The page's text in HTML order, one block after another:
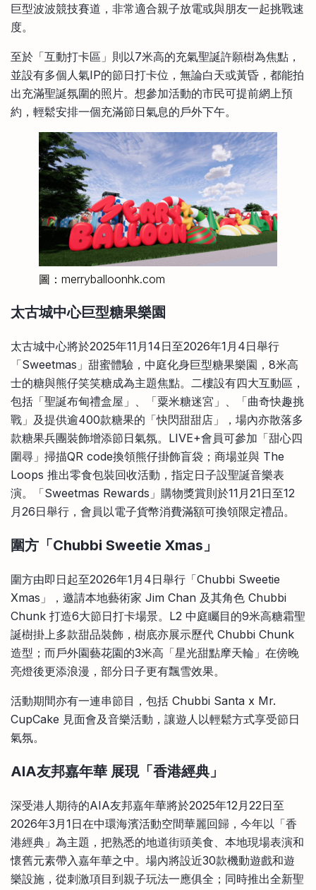
巨型波波競技賽道，非常適合親子放電或與朋友一起挑戰速
度。
至於「互動打卡區」則以7米高的充氣聖誕許願樹為焦點，
並設有多個人氣IP的節日打卡位，無論白天或黃昏，都能拍
出充滿聖誕氛圍的照片。想參加活動的市民可提前網上預
約，輕鬆安排一個充滿節日氣息的戶外下午。
圖：merryballoonhk.com
太古城中心巨型糖果樂園
太古城中心將於2025年11月14日至2026年1月4日舉行
「Sweetmas」甜蜜體驗，中庭化身巨型糖果樂園，8米高
士的糖與熊仔笑笑糖成為主題焦點。二樓設有四大互動區，
包括「聖誕布甸禮盒屋」、「粟米糖迷宮」、「曲奇快趣挑
戰」及提供逾400款糖果的「快閃甜甜店」，場內亦散落多
款糖果兵團裝飾增添節日氣氛。LIVE+會員可參加「甜心四
圍尋」掃描QR code換領熊仔掛飾盲袋；商場並與 The
Loops 推出零食包裝回收活動，指定日子設聖誕音樂表
演。「Sweetmas Rewards」購物獎賞則於11月21日至12
月26日舉行，會員以電子貨幣消費滿額可換領限定禮品。
圍方「Chubbi Sweetie Xmas」
圍方由即日起至2026年1月4日舉行「Chubbi Sweetie
Xmas」，邀請本地藝術家 Jim Chan 及其角色 Chubbi
Chunk 打造6大節日打卡場景。L2 中庭矚目的9米高糖霜聖
誕樹掛上多款甜品裝飾，樹底亦展示歷代 Chubbi Chunk
造型；而戶外園藝花園的3米高「星光甜點摩天輪」在傍晚
亮燈後更添浪漫，部分日子更有飄雪效果。
活動期間亦有一連串節目，包括 Chubbi Santa x Mr.
CupCake 見面會及音樂活動，讓遊人以輕鬆方式享受節日
氣氛。
AIA友邦嘉年華 展現「香港經典」
深受港人期待的AIA友邦嘉年華將於2025年12月22日至
2026年3月1日在中環海濱活動空間華麗回歸，今年以「香
港經典」為主題，把熟悉的地道街頭美食、本地現場表演和
懷舊元素帶入嘉年華之中。場內將設近30款機動遊戲和遊
樂設施，從刺激項目到親子玩法一應俱全；同時推出全新聖